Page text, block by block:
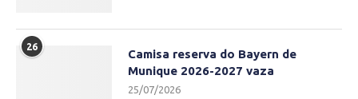
26
Camisa reserva do Bayern de
Munique 2026-2027 vaza
25/07/2026